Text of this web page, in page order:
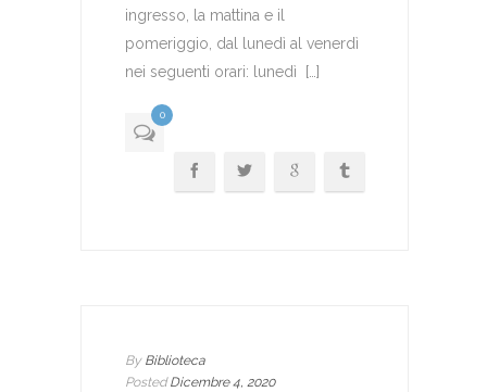
ingresso, la mattina e il
pomeriggio, dal lunedì al venerdì
nei seguenti orari: lunedì […]
0
ByBiblioteca
PostedDicembre 4, 2020